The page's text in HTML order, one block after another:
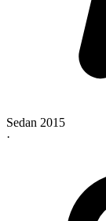
Sedan 2015
·